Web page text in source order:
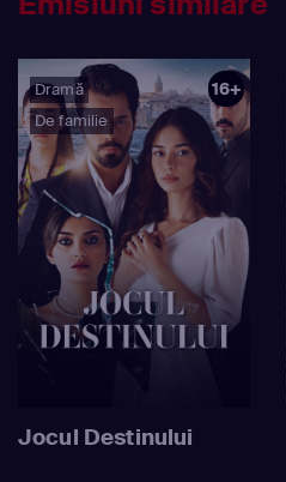
Dramă
De familie
16+
Jocul Destinului